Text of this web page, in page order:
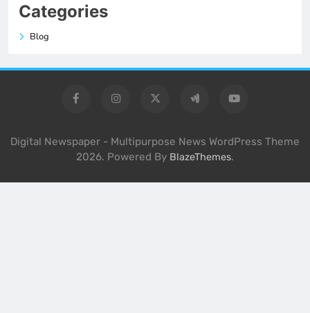
Categories
Blog
Digital Newspaper - Multipurpose News WordPress Theme
2026. Powered By BlazeThemes.